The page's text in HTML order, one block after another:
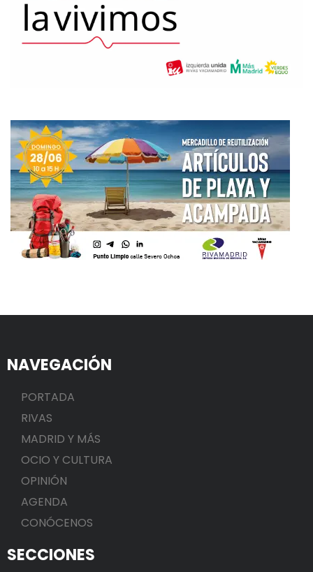
NAVEGACIÓN
PORTADA
RIVAS
MADRID Y MÁS
OCIO Y CULTURA
OPINIÓN
AGENDA
CONÓCENOS
SECCIONES